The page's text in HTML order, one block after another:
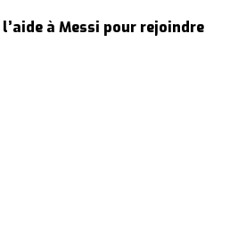
à Messi pour rejoindre